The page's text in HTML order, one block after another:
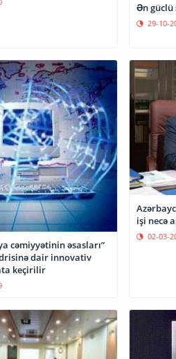
Ən güclü
29-10-
cəmiyyətinin əsasları”
dair innovativ
keçirilir
işi necə
02-03-